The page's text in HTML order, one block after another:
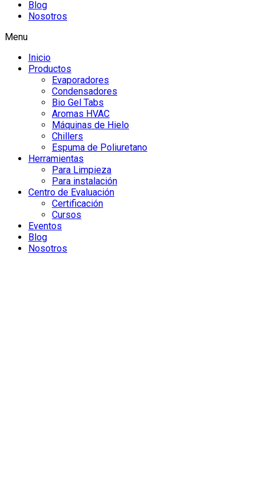
Blog
Nosotros
Menu
Inicio
Productos
Evaporadores
Condensadores
Bio Gel Tabs
Aromas HVAC
Máquinas de Hielo
Chillers
Espuma de Poliuretano
Herramientas
Para Limpieza
Para instalación
Centro de Evaluación
Certificación
Cursos
Eventos
Blog
Nosotros